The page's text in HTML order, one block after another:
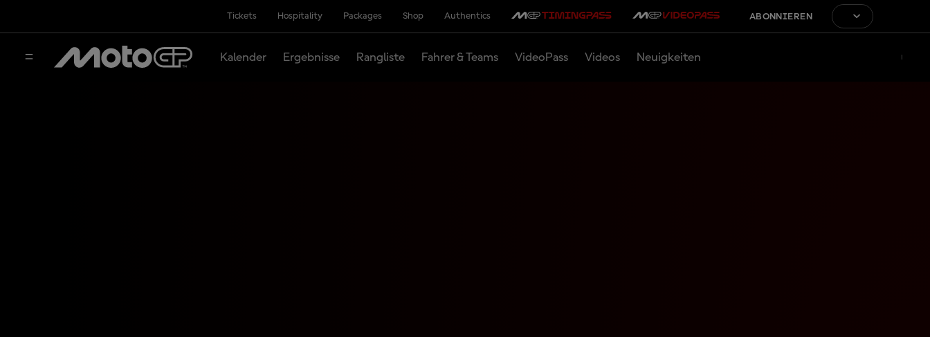
Tickets Hospitality Packages Shop Authentics ABONNIEREN
Kalender Ergebnisse Rangliste Fahrer & Teams VideoPass Videos Neuigkeiten